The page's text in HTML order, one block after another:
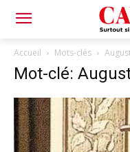
Accueil Mots-clés
Mot-clé: